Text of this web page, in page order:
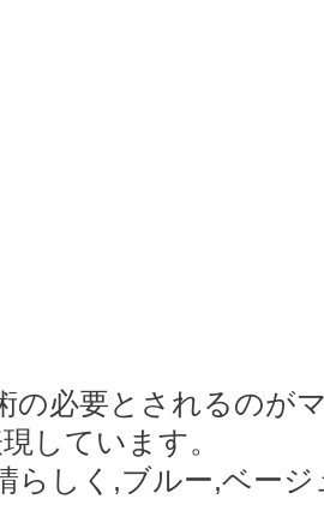
必要とされるのが
しています。
らしく,ブルー,ベー